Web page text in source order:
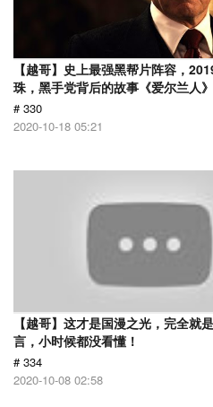
【越哥】史上最强黑帮片阵容，
珠，黑手党背后的故事《爱尔兰人》
# 330
2020-10-18 05:21
【越哥】这才是国漫之光，完全就
言，小时候都没看懂！
# 334
2020-10-08 02:58